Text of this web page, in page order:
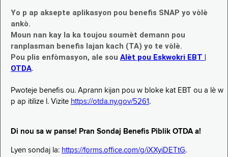
Yo p ap aksepte aplikasyon pou benefis SNAP yo vòlè
ankò.
Moun nan kay la ka toujou soumèt demann pou
ranplasman benefis lajan kach (TA) yo te vòlè.
Pou plis enfòmasyon, ale sou Alèt pou Eskwokri EBT |
OTDA.
Pwoteje benefis ou. Aprann kijan pou w bloke kat EBT ou a lè w
p ap itilize l. Vizite https://otda.ny.gov/5261 .
Di nou sa w panse! Pran Sondaj Benefis Piblik OTDA a!
Lyen sondaj la: https://forms.office.com/g/iXXyiDETtG.